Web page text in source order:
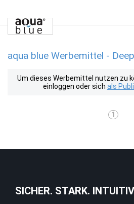
aqua blue Werbemittel -
Um dieses Werbemittel nutzen zu
einloggen oder sich als
1
SICHER. STARK.